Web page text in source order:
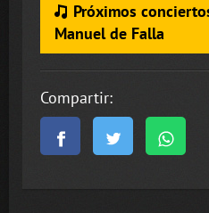
Próximos
Manuel de Falla
Compartir: